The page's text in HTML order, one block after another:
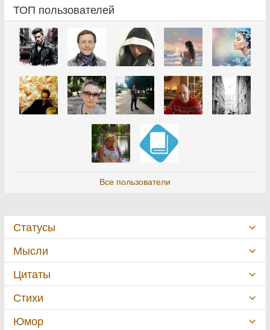
ТОП пользователей
Все пользователи
Статусы
Мысли
Цитаты
Стихи
Юмор